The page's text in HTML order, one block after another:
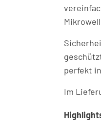
perfekt
Im